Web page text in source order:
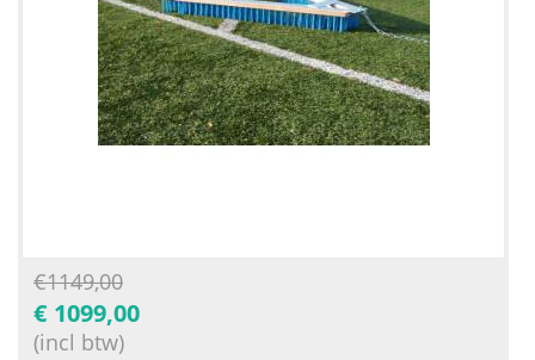
€1149,00
€ 1099,00
(incl btw)